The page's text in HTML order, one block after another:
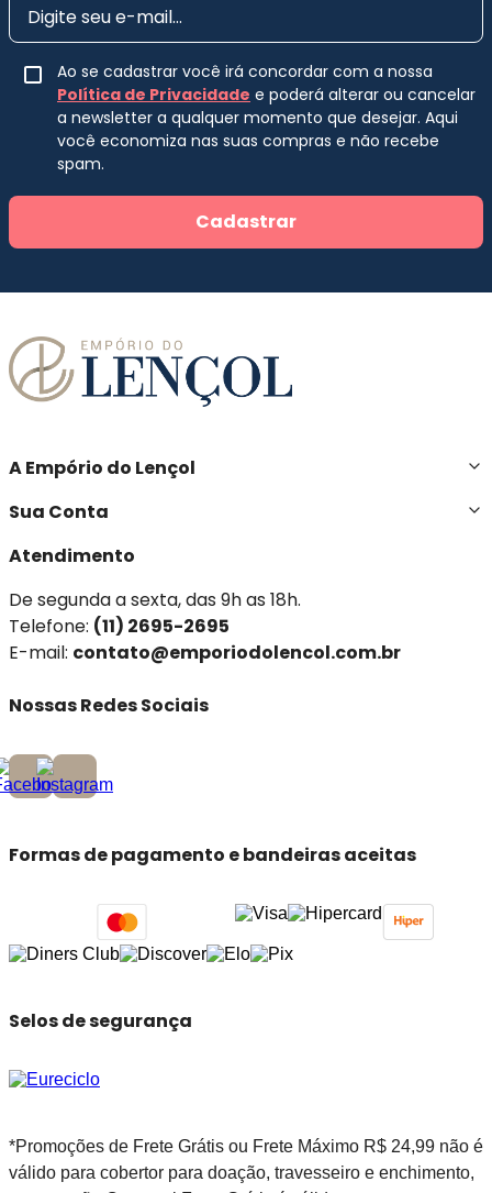
Ao se cadastrar você irá concordar com a nossa
Política de Privacidade e poderá alterar ou cancelar
a newsletter a qualquer momento que desejar. Aqui
você economiza nas suas compras e não recebe
spam.
Cadastrar
A Empório do Lençol
Sua Conta
Atendimento
De segunda a sexta, das 9h as 18h.
Telefone: (11) 2695-2695
E-mail: contato@emporiodolencol.com.br
Nossas Redes Sociais
Formas de pagamento e bandeiras aceitas
Selos de segurança
*Promoções de Frete Grátis ou Frete Máximo R$ 24,99 não é
válido para cobertor para doação, travesseiro e enchimento,